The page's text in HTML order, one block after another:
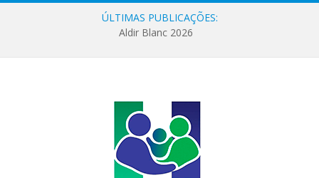
ÚLTIMAS PUBLICAÇÕES:
Aldir Blanc 2026